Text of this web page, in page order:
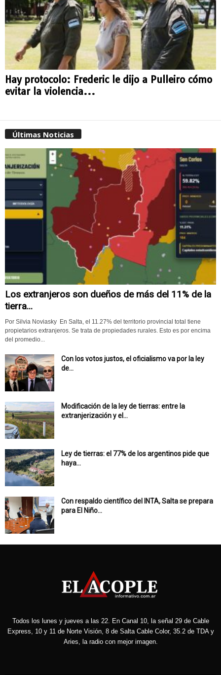
Hay protocolo: Frederic le dijo a Pulleiro cómo
evitar la violencia...
Últimas Noticias
Los extranjeros son dueños de más del 11% de la
tierra...
Por Silvia Noviasky En Salta, el 11.27% del territorio provincial total tiene
propietarios extranjeros. Se trata de propiedades rurales. Esto es por encima
del promedio...
Con los votos justos, el oficialismo va por la ley
de...
Modificación de la ley de tierras: entre la
extranjerización y el...
Ley de tierras: el 77% de los argentinos pide que
haya...
Con respaldo científico del INTA, Salta se prepara
para El Niño...
Todos los lunes y jueves a las 22. En Canal 10, la señal 29 de Cable
Express, 10 y 11 de Norte Visión, 8 de Salta Cable Color, 35.2 de TDA y
Aries, la radio con mejor imagen.